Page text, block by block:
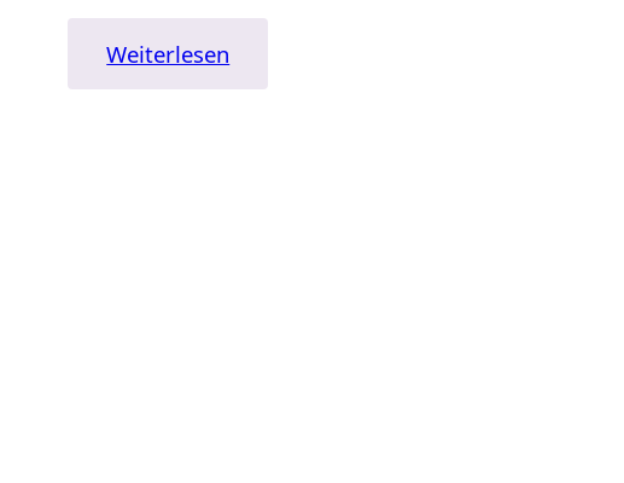
Weiterlesen
Über